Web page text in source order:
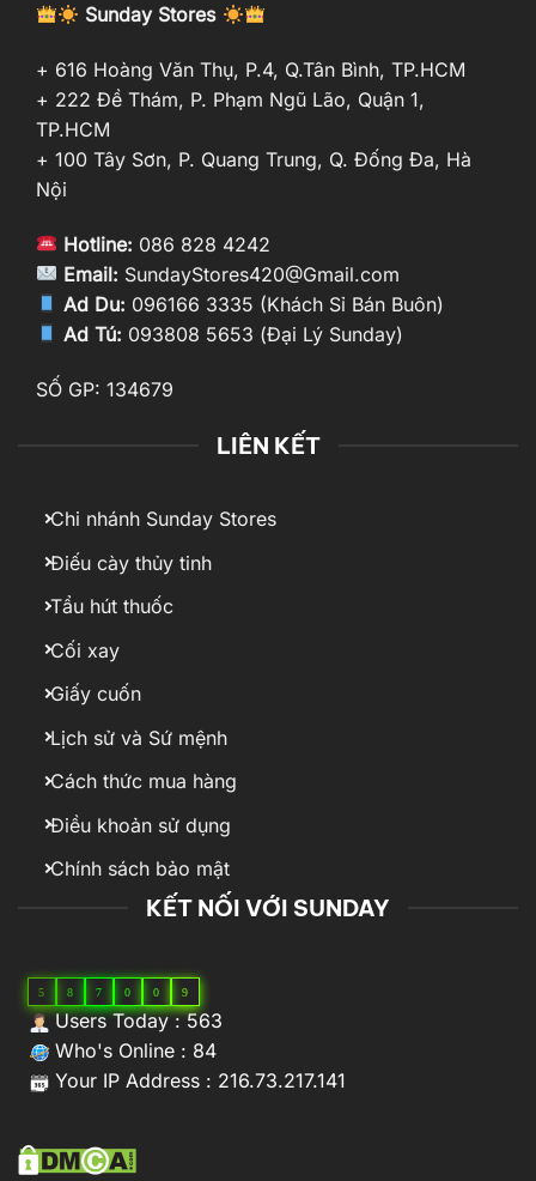
Sunday Stores
+ 616 Hoàng Văn Thụ, P.4, Q.Tân Bình, TP.HCM
+ 222 Đề Thám, P. Phạm Ngũ Lão, Quận 1,
TP.HCM
+ 100 Tây Sơn, P. Quang Trung, Q. Đống Đa, Hà
Nội
Hotline: 086 828 4242
Email: SundayStores420@Gmail.com
Ad Du: 096166 3335 (Khách Sỉ Bán Buôn)
Ad Tú: 093808 5653 (Đại Lý Sunday)
SỐ GP: 134679
LIÊN KẾT
Chi nhánh Sunday Stores
Điếu cày thủy tinh
Tẩu hút thuốc
Cối xay
Giấy cuốn
Lịch sử và Sứ mệnh
Cách thức mua hàng
Điều khoản sử dụng
Chính sách bảo mật
KẾT NỐI VỚI SUNDAY
5 8 7 0 0 9
Users Today : 563
Who's Online : 84
Your IP Address : 216.73.217.141